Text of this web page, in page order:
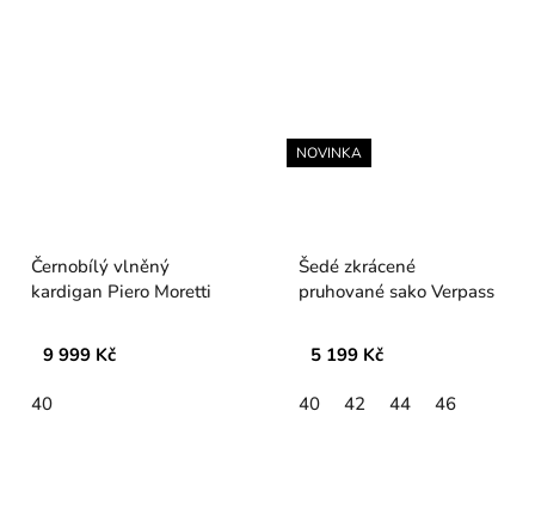
Černobílý vlněný
kardigan Piero Moretti
9 999 Kč
40
NOVINKA
Šedé zkrácené
pruhované sako Verpass
5 199 Kč
40 42 44 46